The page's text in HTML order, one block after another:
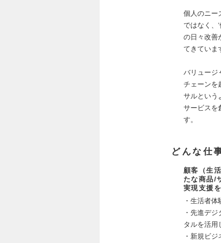
個人のニー
ではなく、
の日々改善
てきていま
バリュージ
チェーンを
サルという
サービスを
す。
どんな仕
顧客（生
たな商品/
実現支援
・生活者
・先進デ
タルを活用
・新規ビ